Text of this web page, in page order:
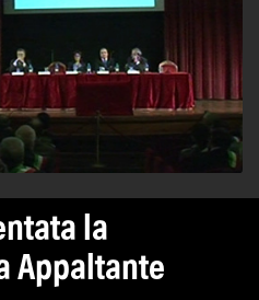
la
Appaltante